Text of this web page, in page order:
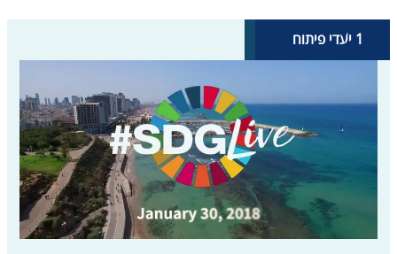
1 יעדי פיתוח
העוני......
ל......